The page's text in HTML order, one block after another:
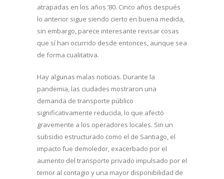
atrapadas en los años ‘80. Cinco años después
lo anterior sigue siendo cierto en buena medida,
sin embargo, parece interesante revisar cosas
que sí han ocurrido desde entonces, aunque sea
de forma cualitativa.
Hay algunas malas noticias. Durante la
pandemia, las ciudades mostraron una
demanda de transporte público
significativamente reducida, lo que afectó
gravemente a los operadores locales. Sin un
subsidio estructurado como el de Santiago, el
impacto fue demoledor, exacerbado por el
aumento del transporte privado impulsado por el
temor al contagio y una mayor disponibilidad de